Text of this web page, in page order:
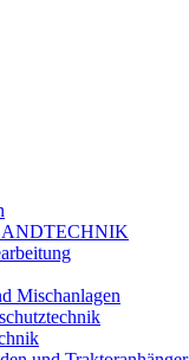
Mischanlagen